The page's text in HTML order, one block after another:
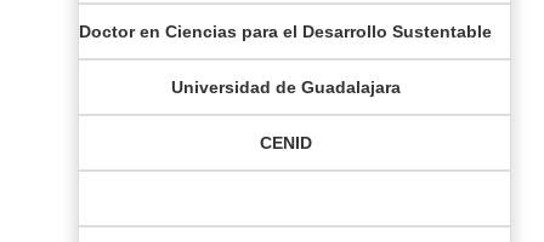
Doctor en Ciencias para el Desarrollo Sustentable
Universidad de Guadalajara
CENID